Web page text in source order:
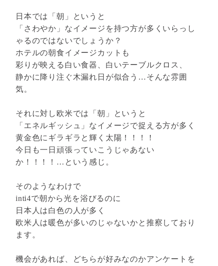
日本では「朝」というと
「さわやか」なイメージを持つ方が多くいらっし
ゃるのではないでしょうか？
ホテルの朝食イメージカットも
彩りが映える白い食器、白いテーブルクロス、
静かに降り注ぐ木漏れ日が似合う…そんな雰囲
気。
それに対し欧米では「朝」というと
「エネルギッシュ」なイメージで捉える方が多く
黄金色にギラギラと輝く太陽！！！！
今日も一日頑張っていこうじゃあない
か！！！！…という感じ。
そのようなわけで
inti4で朝から光を浴びるのに
日本人は白色の人が多く
欧米人は暖色が多いのじゃないかと推察しており
ます。
機会があれば、どちらが好みなのかアンケートを